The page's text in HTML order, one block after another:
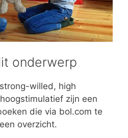
onderwerp
willed, high
zijn een
die via bol.com te
overzicht.